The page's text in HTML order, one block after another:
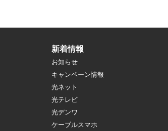
新着情報
お知らせ
キャンペーン情報
光ネット
光テレビ
光デンワ
ケーブルスマホ